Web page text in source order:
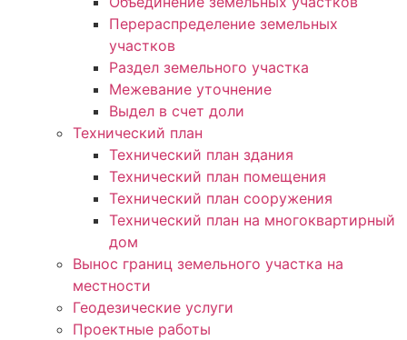
Перераспределение земельных
участков
Раздел земельного участка
Межевание уточнение
Выдел в счет доли
Технический план
Технический план здания
Технический план помещения
Технический план сооружения
Технический план на многоквартирный
дом
Вынос границ земельного участка на
местности
Геодезические услуги
Проектные работы